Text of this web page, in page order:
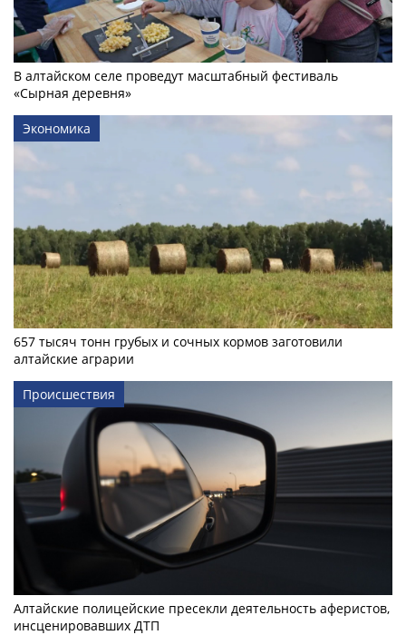
В алтайском селе проведут масштабный фестиваль
«Сырная деревня»
Экономика
657 тысяч тонн грубых и сочных кормов заготовили
алтайские аграрии
Происшествия
Алтайские полицейские пресекли деятельность аферистов,
инсценировавших ДТП